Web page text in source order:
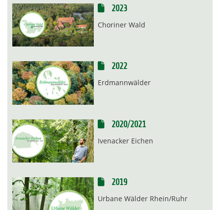
2023
Choriner Wald
2022
Erdmannwälder
2020/2021
Ivenacker Eichen
2019
Urbane Wälder Rhein/Ruhr